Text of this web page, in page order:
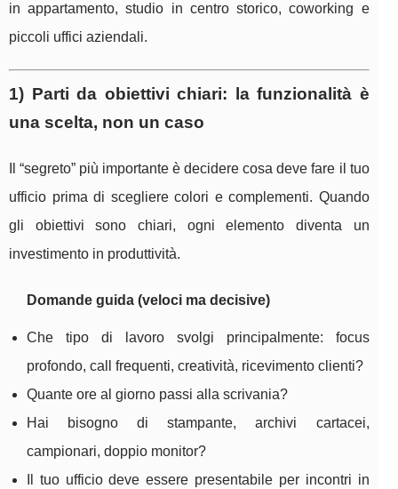
in appartamento, studio in centro storico, coworking e
piccoli uffici aziendali.
1) Parti da obiettivi chiari: la funzionalità è
una scelta, non un caso
Il “segreto” più importante è decidere cosa deve fare il tuo
ufficio prima di scegliere colori e complementi. Quando
gli obiettivi sono chiari, ogni elemento diventa un
investimento in produttività.
Domande guida (veloci ma decisive)
Che tipo di lavoro svolgi principalmente: focus
profondo, call frequenti, creatività, ricevimento clienti?
Quante ore al giorno passi alla scrivania?
Hai bisogno di stampante, archivi cartacei,
campionari, doppio monitor?
Il tuo ufficio deve essere presentabile per incontri in